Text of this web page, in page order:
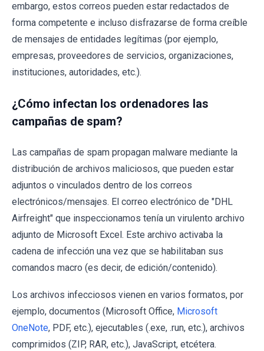
embargo, estos correos pueden estar redactados de
forma competente e incluso disfrazarse de forma creíble
de mensajes de entidades legítimas (por ejemplo,
empresas, proveedores de servicios, organizaciones,
instituciones, autoridades, etc.).
¿Cómo infectan los ordenadores las
campañas de spam?
Las campañas de spam propagan malware mediante la
distribución de archivos maliciosos, que pueden estar
adjuntos o vinculados dentro de los correos
electrónicos/mensajes. El correo electrónico de "DHL
Airfreight" que inspeccionamos tenía un virulento archivo
adjunto de Microsoft Excel. Este archivo activaba la
cadena de infección una vez que se habilitaban sus
comandos macro (es decir, de edición/contenido).
Los archivos infecciosos vienen en varios formatos, por
ejemplo, documentos (Microsoft Office, Microsoft
OneNote, PDF, etc.), ejecutables (.exe, .run, etc.), archivos
comprimidos (ZIP, RAR, etc.), JavaScript, etcétera.